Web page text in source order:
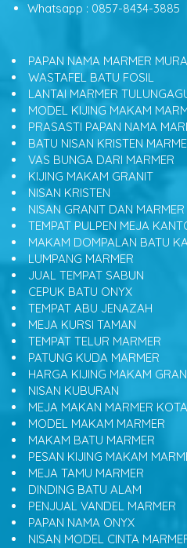
Whatsapp : 0857-8434-3885
PAPAN NAMA MARMER
WASTAFEL BATU FOSIL
LANTAI MARMER
MODEL KIJING MAKAM
PRASASTI PAPAN NAMA
BATU NISAN KRISTEN
VAS BUNGA DARI MARMER
KIJING MAKAM GRANIT
NISAN KRISTEN
NISAN GRANIT DAN MARMER
TEMPAT PULPEN MEJA
MAKAM DOMPALAN BATU
LUMPANG MARMER
JUAL TEMPAT SABUN
CEPUK BATU ONYX
TEMPAT ABU JENAZAH
MEJA KURSI TAMAN
TEMPAT TELUR MARMER
PATUNG KUDA MARMER
HARGA KIJING MAKAM
NISAN KUBURAN
MEJA MAKAN MARMER
MODEL MAKAM MARMER
MAKAM BATU MARMER
PESAN KIJING MAKAM
MEJA TAMU MARMER
DINDING BATU ALAM
PENJUAL VANDEL MARMER
PAPAN NAMA ONYX
NISAN MODEL CINTA